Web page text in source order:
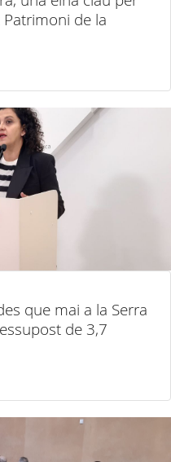
de la
que mai a la Serra
de 3,7